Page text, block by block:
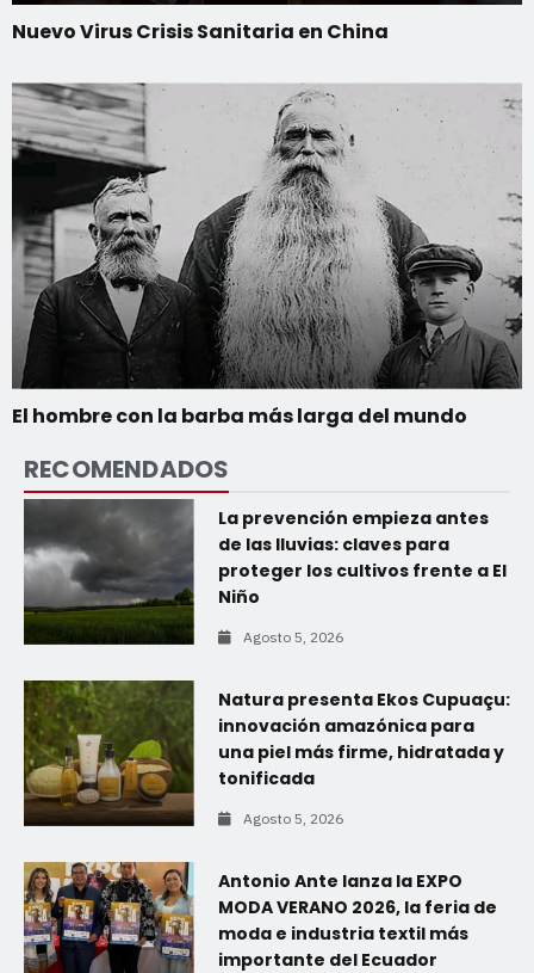
Nuevo Virus Crisis Sanitaria en China
El hombre con la barba más larga del mundo
RECOMENDADOS
La prevención empieza antes
de las lluvias: claves para
proteger los cultivos frente a El
Niño
Agosto 5, 2026
Natura presenta Ekos Cupuaçu:
innovación amazónica para
una piel más firme, hidratada y
tonificada
Agosto 5, 2026
Antonio Ante lanza la EXPO
MODA VERANO 2026, la feria de
moda e industria textil más
importante del Ecuador